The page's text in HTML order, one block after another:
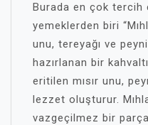
Burada en çok tercih
yemeklerden biri
unu, tereyağı ve
hazırlanan bir
eritilen mısır unu,
lezzet oluşturur.
vazgeçilmez bir